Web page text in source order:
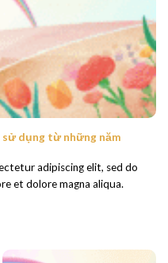
dụng từ những năm
adipiscing elit, sed do
et dolore magna aliqua.